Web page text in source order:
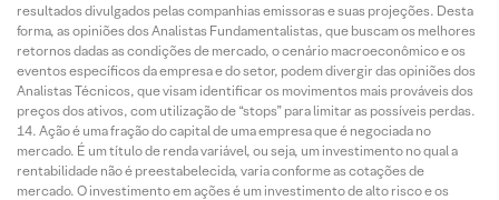
resultados divulgados pelas companhias emissoras e suas projeções. Desta
forma, as opiniões dos Analistas Fundamentalistas, que buscam os melhores
retornos dadas as condições de mercado, o cenário macroeconômico e os
eventos específicos da empresa e do setor, podem divergir das opiniões dos
Analistas Técnicos, que visam identificar os movimentos mais prováveis dos
preços dos ativos, com utilização de “stops” para limitar as possíveis perdas.
Ação é uma fração do capital de uma empresa que é negociada no
mercado. É um título de renda variável, ou seja, um investimento no qual a
rentabilidade não é preestabelecida, varia conforme as cotações de
mercado. O investimento em ações é um investimento de alto risco e os